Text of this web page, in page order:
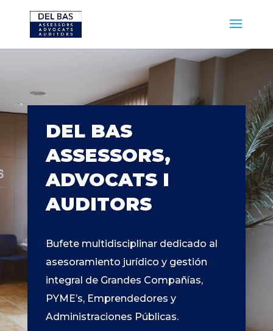
DEL BAS
ASSESSORS,
ADVOCATS I
AUDITORS
Bufete multidisciplinar dedicado al
asesoramiento jurídico y gestión
integral de Grandes Compañías,
PYME’s, Emprendedores y
Administraciones Públicas.